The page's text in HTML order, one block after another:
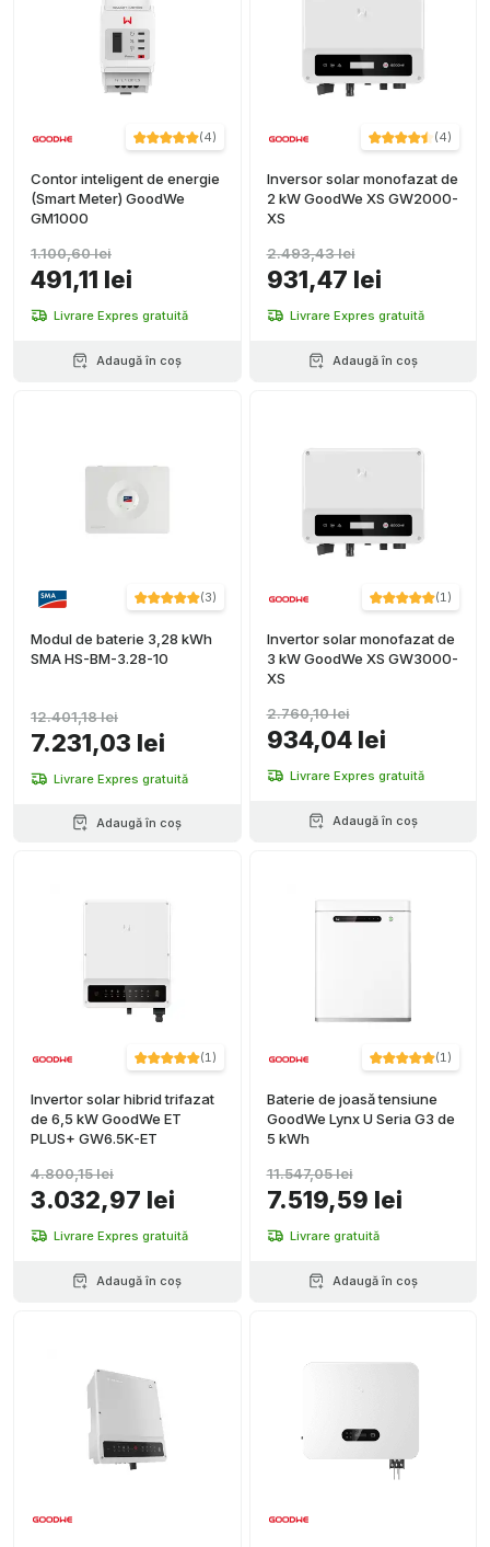
(4)
Contor inteligent de energie
(Smart Meter) GoodWe
GM1000
491,11 lei
1.100,60 lei
Livrare Expres gratuită
Adaugă în coș
(4)
Inversor solar monofazat de
2 kW GoodWe XS GW2000-
XS
931,47 lei
2.493,43 lei
Livrare Expres gratuită
Adaugă în coș
(3)
Modul de baterie 3,28 kWh
SMA HS-BM-3.28-10
7.231,03 lei
12.401,18 lei
Livrare Expres gratuită
Adaugă în coș
(1)
Invertor solar monofazat de
3 kW GoodWe XS GW3000-
XS
934,04 lei
2.760,10 lei
Livrare Expres gratuită
Adaugă în coș
(1)
Invertor solar hibrid trifazat
de 6,5 kW GoodWe ET
PLUS+ GW6.5K-ET
3.032,97 lei
4.800,15 lei
Livrare Expres gratuită
Adaugă în coș
(1)
Baterie de joasă tensiune
GoodWe Lynx U Seria G3 de
5 kWh
7.519,59 lei
11.547,05 lei
Livrare gratuită
Adaugă în coș